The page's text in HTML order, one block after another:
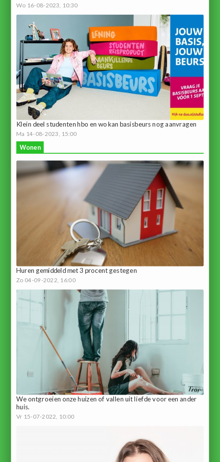
Wo 16-08-2023, 10:30
Klein deel studenten hbo en wo kan basisbeurs nog aanvragen
Ma 14-08-2023, 15:00
Wonen
Huren gemiddeld met 3 procent gestegen
Zo 04-09-2022, 16:00
We ontgroeien onze huizen of vallen uit liefde voor een ander
huis.
Vr 15-07-2022, 10:00